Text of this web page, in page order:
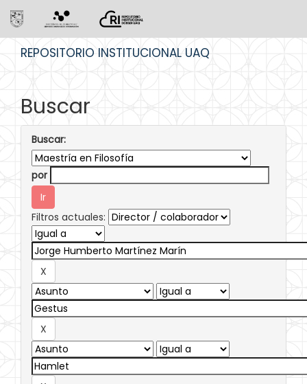
REPOSITORIO INSTITUCIONAL UAQ
Buscar
Buscar:
por
Filtros actuales: